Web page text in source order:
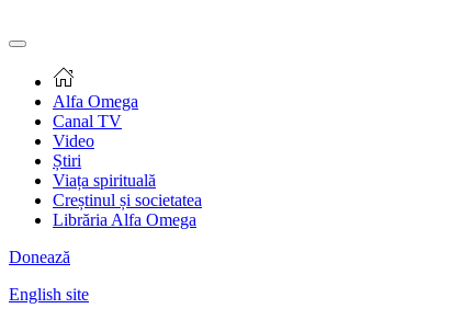
Alfa Omega
Canal TV
Video
Știri
Viața spirituală
Creștinul și societatea
Librăria Alfa Omega
Donează
English site